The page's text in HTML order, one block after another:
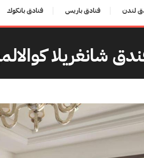
لندن فنادق باريس فنادق بانكوك
شانغريلا